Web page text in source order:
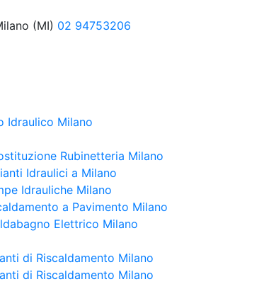
(MI) 02 94753206
Idraulico Milano
Rubinetteria Milano
Idraulici a Milano
Idrauliche Milano
a Pavimento Milano
Elettrico Milano
di Riscaldamento Milano
di Riscaldamento Milano